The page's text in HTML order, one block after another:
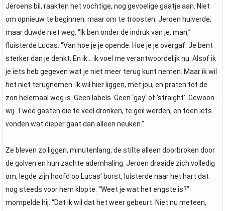
Jeroens bil, raakten het vochtige, nog gevoelige gaatje aan. Niet
om opnieuw te beginnen, maar om te troosten. Jeroen huiverde,
maar duwde niet weg. “Ik ben onder de indruk van je, man,”
fluisterde Lucas. “Van hoe je je opende. Hoe je je overgaf. Je bent
sterker dan je denkt. En ik… ik voel me verantwoordelijk nu. Alsof ik
je iets heb gegeven wat je niet meer terug kunt nemen. Maar ik wil
het niet terugnemen. Ik wil hier liggen, met jou, en praten tot de
zon helemaal weg is. Geen labels. Geen ‘gay’ of ‘straight’. Gewoon…
wij. Twee gasten die te veel dronken, te geil werden, en toen iets
vonden wat dieper gaat dan alleen neuken.”
Ze bleven zo liggen, minutenlang, de stilte alleen doorbroken door
de golven en hun zachte ademhaling. Jeroen draaide zich volledig
om, legde zijn hoofd op Lucas’ borst, luisterde naar het hart dat
nog steeds voor hem klopte. “Weet je wat het engste is?”
mompelde hij. “Dat ik wil dat het weer gebeurt. Niet nu meteen,